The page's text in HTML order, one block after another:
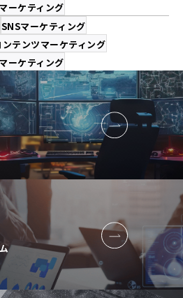
ーケティング
SNSマーケティング
ンテンツマーケティング
ーケティング